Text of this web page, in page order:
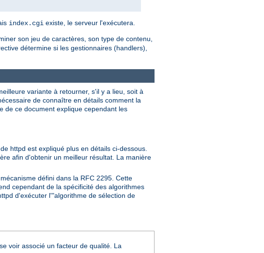
index.cgi existe, le serveur l'exécutera.
son jeu de caractères, son type de contenu,
détermine si les gestionnaires (handlers),
variante à retourner, s'il y a lieu, soit à
de connaître en détails comment la
de ce document explique cependant les
httpd est expliqué plus en détails ci-dessous.
afin d'obtenir un meilleur résultat. La manière
défini dans la RFC 2295. Cette
cependant de la spécificité des algorithmes
d'exécuter l'"algorithme de sélection de
voir associé un facteur de qualité. La